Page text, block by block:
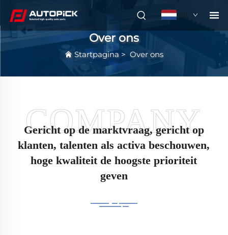
NL
Over ons
Startpagina> Over ons
Gericht op de marktvraag, gericht op
klanten, talenten als activa beschouwen,
hoge kwaliteit de hoogste prioriteit
geven